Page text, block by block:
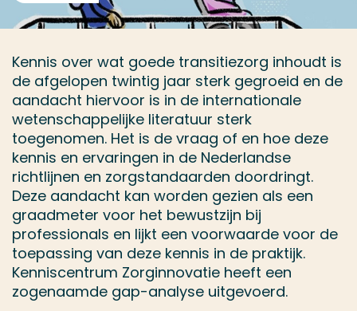
Kennis over wat goede transitiezorg inhoudt is
de afgelopen twintig jaar sterk gegroeid en de
aandacht hiervoor is in de internationale
wetenschappelijke literatuur sterk
toegenomen. Het is de vraag of en hoe deze
kennis en ervaringen in de Nederlandse
richtlijnen en zorgstandaarden doordringt.
Deze aandacht kan worden gezien als een
graadmeter voor het bewustzijn bij
professionals en lijkt een voorwaarde voor de
toepassing van deze kennis in de praktijk.
Kenniscentrum Zorginnovatie heeft een
zogenaamde gap-analyse uitgevoerd.